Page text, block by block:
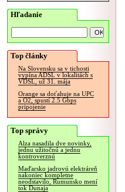
Hľadanie
Top články
Na Slovensku sa v tichosti
vypína ADSL v lokalitách s
VDSL, už 31. mája
Orange sa doťahuje na UPC
a O2, spustí 2.5 Gbps
pripojenie
Top správy
Alza nasadila dve novinky,
jednu užitočnú a jednu
kontroverznú
Maďarsko jadrovú elektráreň
nakoniec kompletne
neodstavilo, Rumunsko mení
tok Dunaja